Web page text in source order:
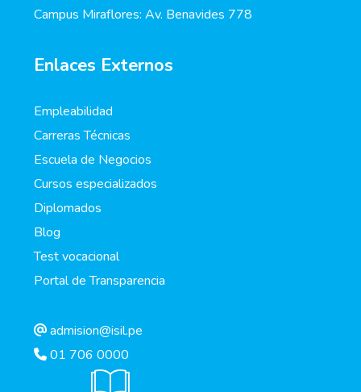
Campus Miraflores: Av. Benavides 778
Enlaces Externos
Empleabilidad
Carreras Técnicas
Escuela de Negocios
Cursos especializados
Diplomados
Blog
Test vocacional
Portal de Transparencia
admision@isil.pe
01 706 0000